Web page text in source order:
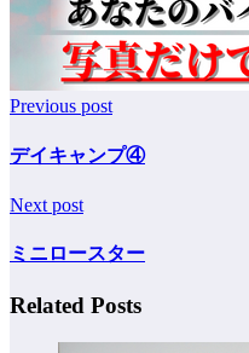
Previous post
デイキャンプ④
Next post
ミニロースター
Related Posts